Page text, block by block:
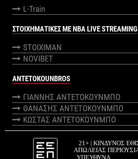
L-Train
ΣΤΟΙΧΗΜΑΤΙΚΕΣ ΜΕ NBA LIVE STREAMING
STOIXIMAN
NOVIBET
ANTETOKOUNBROS
ΓΙΑΝΝΗΣ ΑΝΤΕΤΟΚΟΥΝΜΠΟ
ΘΑΝΑΣΗΣ ΑΝΤΕΤΟΚΟΥΝΜΠΟ
ΚΩΣΤΑΣ ΑΝΤΕΤΟΚΟΥΝΜΠΟ